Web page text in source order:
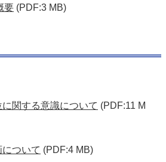
要 (PDF:3 MB)
関する意識について (PDF:11 M
ついて (PDF:4 MB)